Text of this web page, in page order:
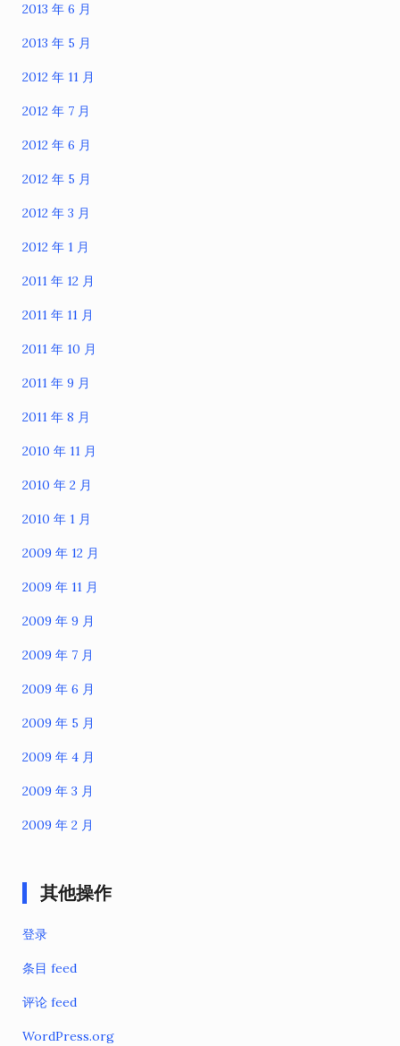
2013 年 6 月
2013 年 5 月
2012 年 11 月
2012 年 7 月
2012 年 6 月
2012 年 5 月
2012 年 3 月
2012 年 1 月
2011 年 12 月
2011 年 11 月
2011 年 10 月
2011 年 9 月
2011 年 8 月
2010 年 11 月
2010 年 2 月
2010 年 1 月
2009 年 12 月
2009 年 11 月
2009 年 9 月
2009 年 7 月
2009 年 6 月
2009 年 5 月
2009 年 4 月
2009 年 3 月
2009 年 2 月
其他操作
登录
条目 feed
评论 feed
WordPress.org